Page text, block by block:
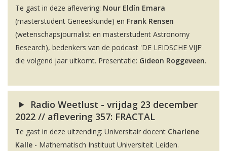
Te gast in deze aflevering: Nour Eldín Emara
(masterstudent Geneeskunde) en Frank Rensen
(wetenschapsjournalist en masterstudent Astronomy
Research), bedenkers van de podcast 'DE LEIDSCHE VIJF'
die volgend jaar uitkomt. Presentatie: Gideon Roggeveen.
Radio Weetlust - vrijdag 23 december
2022 // aflevering 357: FRACTAL
Te gast in deze uitzending: Universitair docent Charlene
Kalle - Mathematisch Instituut Universiteit Leiden.